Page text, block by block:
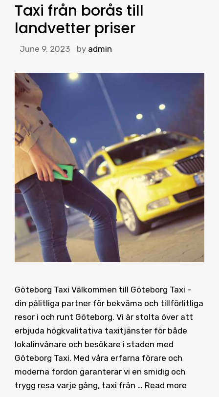
Taxi från borås till
landvetter priser
June 9, 2023 by admin
Göteborg Taxi Välkommen till Göteborg Taxi –
din pålitliga partner för bekväma och tillförlitliga
resor i och runt Göteborg. Vi är stolta över att
erbjuda högkvalitativa taxitjänster för både
lokalinvånare och besökare i staden med
Göteborg Taxi. Med våra erfarna förare och
moderna fordon garanterar vi en smidig och
trygg resa varje gång, taxi från … Read more